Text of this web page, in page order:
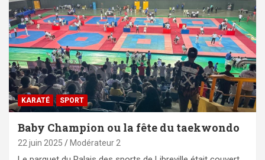
KARATÉ SPORT
Baby Champion ou la fête du taekwondo
22 juin 2025 Modérateur 2